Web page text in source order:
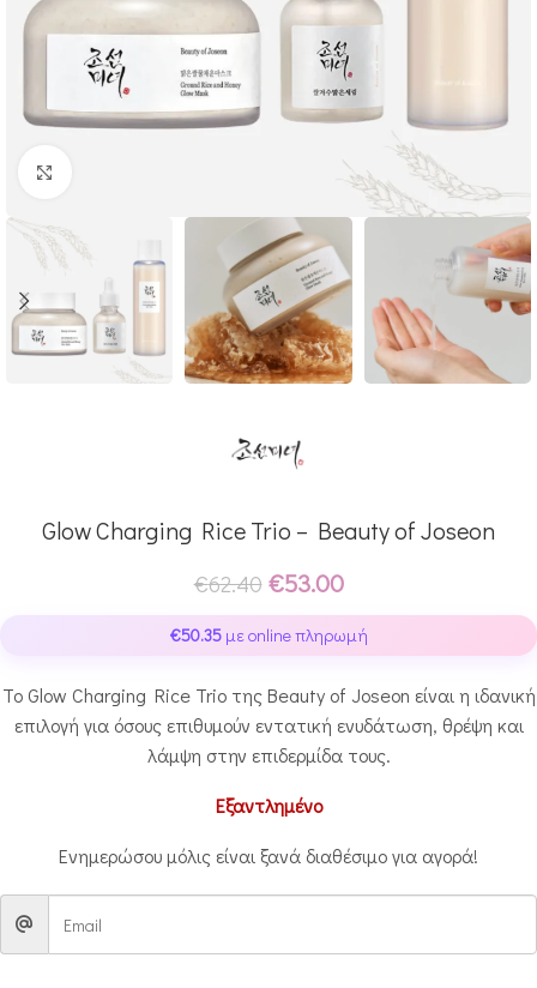
Glow Charging Rice Trio – Beauty of Joseon
€62.40 €53.00
€50.35με online πληρωμή
Το Glow Charging Rice Trio της Beauty of Joseon είναι η ιδανική
επιλογή για όσους επιθυμούν εντατική ενυδάτωση, θρέψη και
λάμψη στην επιδερμίδα τους.
Εξαντλημένο
Ενημερώσου μόλις είναι ξανά διαθέσιμο για αγορά!